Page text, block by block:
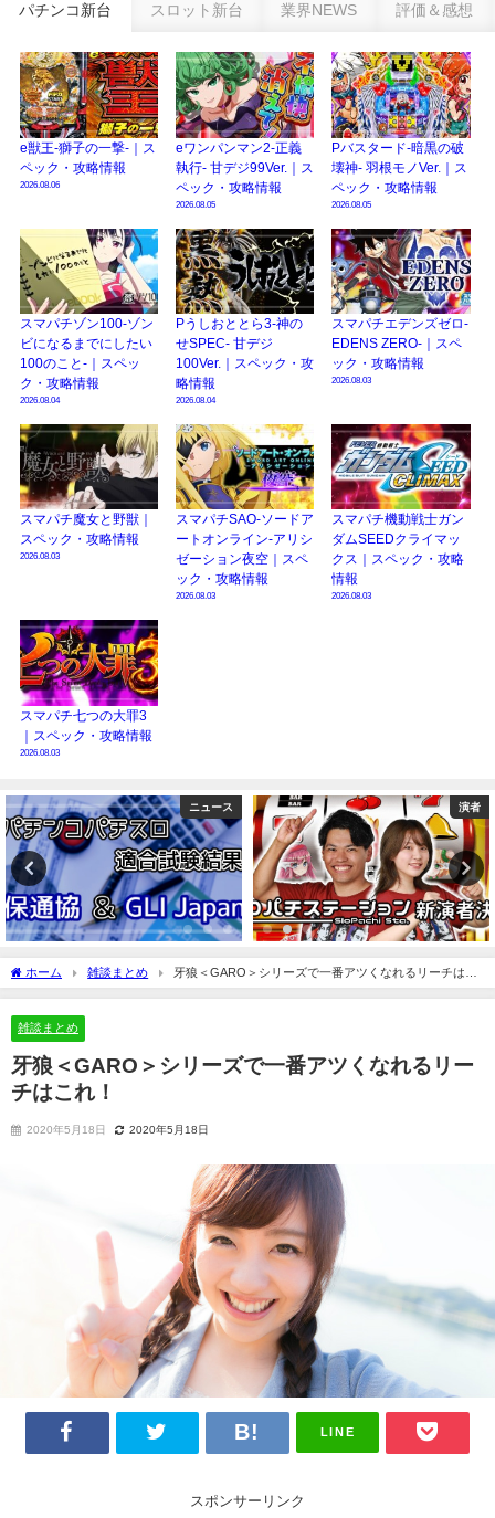
の幸せ空間、好感触のフェアスタート、原作愛溢れる演出に感動 etc…
日遊協、ファン調査2025を発表｜使用金額中央値「1万円-3万円/1回」「遊技
歴20年以上が50％以上」等々…
【2025年】エイプリルフール話題（ネタ）まとめ｜ぱちんこパチスロ関連【4
月1日】
パチンコ新台 スロット新台 業界NEWS 評価＆感想
e獣王-獅子の一撃-｜ス
ペック・攻略情報
2026.08.06
eワンパンマン2-正義
執行- 甘デジ99Ver.｜ス
ペック・攻略情報
2026.08.05
Pバスタード-暗黒の破
壊神- 羽根モノVer.｜ス
ペック・攻略情報
2026.08.05
スマパチゾン100-ゾン
ビになるまでにしたい
100のこと-｜スペッ
ク・攻略情報
2026.08.04
Pうしおととら3-神の
せSPEC- 甘デジ
100Ver.｜スペック・攻
略情報
2026.08.04
スマパチエデンズゼロ-
EDENS ZERO-｜スペ
ック・攻略情報
2026.08.03
スマパチ魔女と野獣｜
スペック・攻略情報
2026.08.03
スマパチSAO-ソードア
ートオンライン-アリシ
ゼーション夜空｜スペ
ック・攻略情報
2026.08.03
スマパチ機動戦士ガン
ダムSEEDクライマッ
クス｜スペック・攻略
情報
2026.08.03
スマパチ七つの大罪3
｜スペック・攻略情報
2026.08.03
ニュース 演者
ホーム 雑談まとめ
牙狼＜GARO＞シリーズで一番アツくなれるリーチはこ
れ！
雑談まとめ
牙狼＜GARO＞シリーズで一番アツくなれるリー
チはこれ！
2020年5月18日 2020年5月18日
LINE
スポンサーリンク